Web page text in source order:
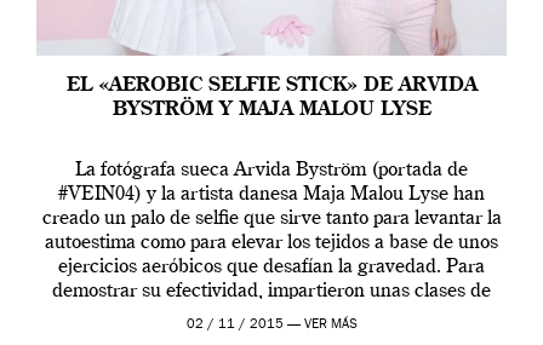
EL «AEROBIC SELFIE STICK» DE ARVIDA
BYSTRÖM Y MAJA MALOU LYSE
La fotógrafa sueca Arvida Byström (portada de
#VEIN04) y la artista danesa Maja Malou Lyse han
creado un palo de selfie que sirve tanto para levantar la
autoestima como para elevar los tejidos a base de unos
ejercicios aeróbicos que desafían la gravedad. Para
demostrar su efectividad, impartieron unas clases de
prueba en el Tate […]
02 / 11 / 2015 — VER MÁS